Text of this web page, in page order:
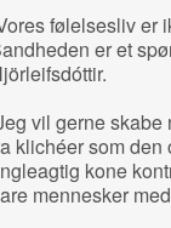
følelsesliv er
er et
vil gerne
klichéer som den
kone
mennesker